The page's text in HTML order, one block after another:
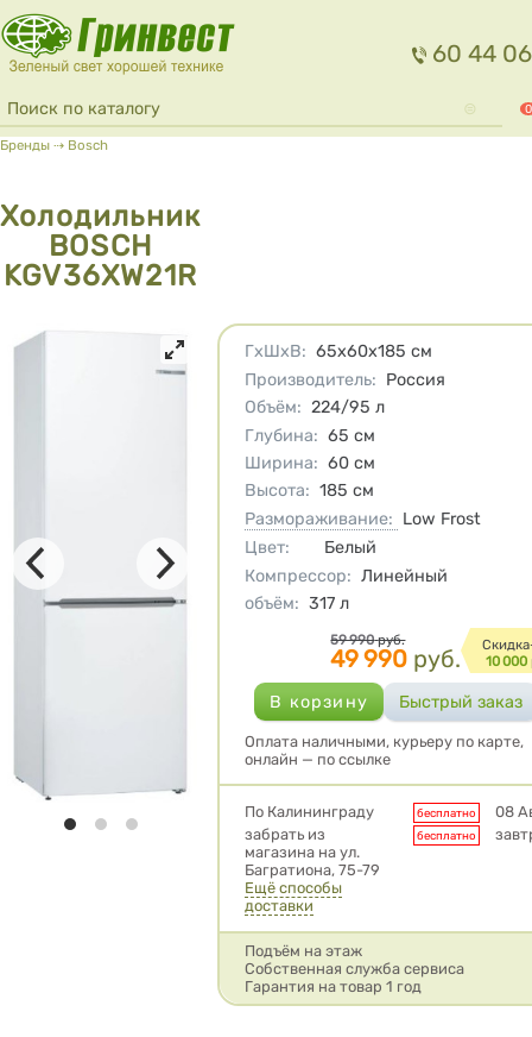
Перейти к основному содержанию
60 44 06
Форма поиска
Поиск 0
Вы здесь
Бренды ⇢ Bosch
Холодильник
BOSCH
KGV36XW21R
Характеристики
ГхШхВ: 65х60х185 см
Производитель: Россия
Объём: 224/95 л
Глубина: 65 см
Ширина: 60 см
Высота: 185 см
Размораживание: Low Frost
Цвет:
Белый
Компрессор: Линейный
объём: 317 л
Цена
59 990 руб.
49 990 руб.
10 000
Оплата наличными, курьеру по карте,
онлайн — по ссылке
Условия доставки
По Калининграду бесплатно
08
забрать из
магазина на ул.
Багратиона, 75-79
бесплатно
Ещё способы
доставки
Подъём на этаж
Собственная служба сервиса
Гарантия на товар 1 год